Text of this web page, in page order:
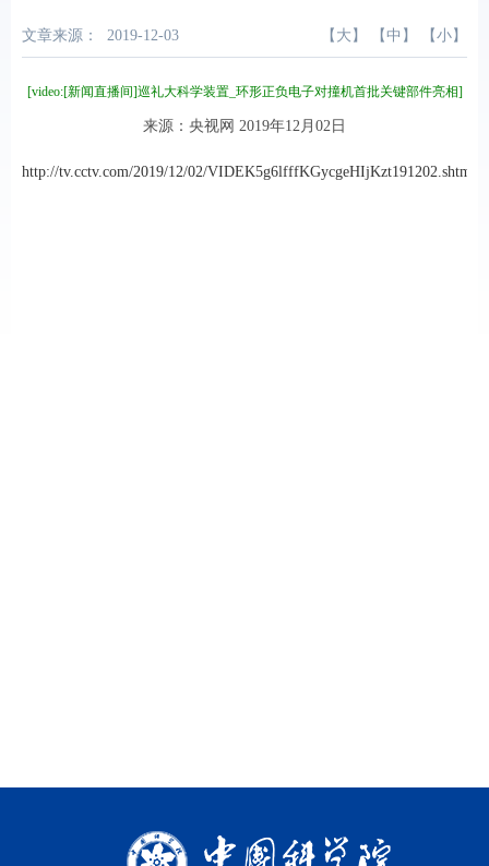
文章来源： 2019-12-03 【 大 】 【 中 】 【 小 】
[video:[新闻直播间]巡礼大科学装置_环形正负电子对撞机首批关键部件亮相]
来源：央视网 2019年12月02日
http://tv.cctv.com/2019/12/02/VIDEK5g6lfffKGycgeHIjKzt191202.shtml